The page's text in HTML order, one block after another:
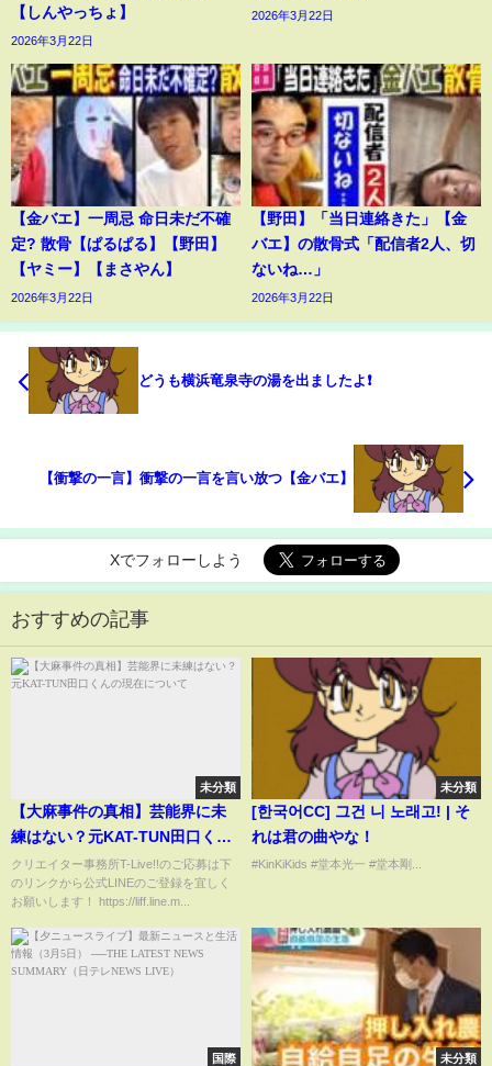
【しんやっちょ】
2026年3月22日
2026年3月22日
【金バエ】一周忌 命日未だ不確
定? 散骨【ぱるぱる】【野田】
【ヤミー】【まさやん】
2026年3月22日
【野田】「当日連絡きた」【金
バエ】の散骨式「配信者2人、切
ないね…」
2026年3月22日
どうも横浜竜泉寺の湯を出ましたよ❗
【衝撃の一言】衝撃の一言を言い放つ【金バエ】
Xでフォローしよう
おすすめの記事
未分類
【大麻事件の真相】芸能界に未
練はない？元KAT-TUN田口くん
の現在について
クリエイター事務所T-Live!!のご応募は下
のリンクから公式LINEのご登録を宜しく
お願いします！ https://liff.line.m...
未分類
[한국어CC] 그건 니 노래고! | そ
れは君の曲やな！
#KinKiKids #堂本光一 #堂本剛...
国際 未分類